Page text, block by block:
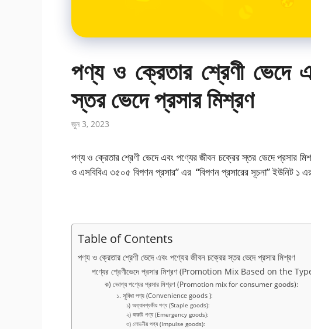
পণ্য ও ক্রেতার শ্রেণী ভেদে
স্তর ভেদে প্রসার মিশ্রণ
জুন 3, 2023
পণ্য ও ক্রেতার শ্রেণী ভেদে এবং পণ্যের জীবন চক্রের স্তর ভেদে প্রসার
ও এসবিবিএ ৩৫০৫ বিপণন প্রসার” এর “বিপণন প্রসারের সূচনা” ইউনিট ১
Table of Contents
পণ্য ও ক্রেতার শ্রেণী ভেদে এবং পণ্যের জীবন চক্রের স্তর ভেদে প্রসার মিশ্রণ
পণ্যের শ্রেণীভেদে প্রসার মিশ্রণ (Promotion Mix Based on the
ক) ভোগ্য পণ্যের প্রসার মিশ্রণ (Promotion mix for consumer goods):
১. সুবিধা পণ্য (Convenience goods ):
১) অত্যাবশ্যকীয় পণ্য (Staple goods):
২) জরুরি পণ্য (Emergency goods):
৩) লোভনীয় পণ্য (Impulse goods):